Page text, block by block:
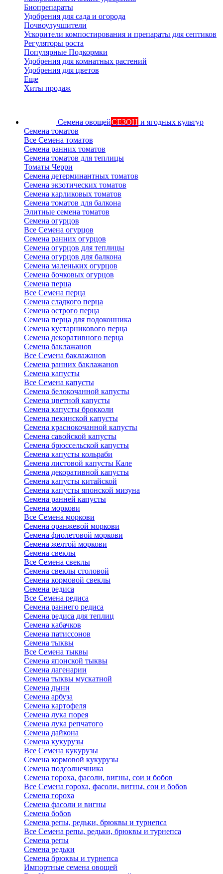
Биопрепараты
Удобрения для сада и огорода
Почвоулучшители
Ускорители компостирования и препараты для септиков
Регуляторы роста
Популярные Подкормки
Удобрения для комнатных растений
Удобрения для цветов
Еще
Хиты продаж
Семена овощейСЕЗОН и ягодных культур
Семена томатов
Все Семена томатов
Семена ранних томатов
Семена томатов для теплицы
Томаты Черри
Семена детерминантных томатов
Семена экзотических томатов
Семена карликовых томатов
Семена томатов для балкона
Элитные семена томатов
Семена огурцов
Все Семена огурцов
Семена ранних огурцов
Семена огурцов для теплицы
Семена огурцов для балкона
Семена маленьких огурцов
Семена бочковых огурцов
Семена перца
Все Семена перца
Семена сладкого перца
Семена острого перца
Семена перца для подоконника
Семена кустарникового перца
Семена декоративного перца
Семена баклажанов
Все Семена баклажанов
Семена ранних баклажанов
Семена капусты
Все Семена капусты
Семена белокочанной капусты
Семена цветной капусты
Семена капусты брокколи
Семена пекинской капусты
Семена краснокочанной капусты
Семена савойской капусты
Семена брюссельской капусты
Семена капусты кольраби
Семена листовой капусты Кале
Семена декоративной капусты
Семена капусты китайской
Семена капусты японской мизуна
Семена ранней капусты
Семена моркови
Все Семена моркови
Семена оранжевой моркови
Семена фиолетовой моркови
Семена желтой моркови
Семена свеклы
Все Семена свеклы
Семена свеклы столовой
Семена кормовой свеклы
Семена редиса
Все Семена редиса
Семена раннего редиса
Семена редиса для теплиц
Семена кабачков
Семена патиссонов
Семена тыквы
Все Семена тыквы
Семена японской тыквы
Семена лагенарии
Семена тыквы мускатной
Семена дыни
Семена арбуза
Семена картофеля
Семена лука порея
Семена лука репчатого
Семена дайкона
Семена кукурузы
Все Семена кукурузы
Семена кормовой кукурузы
Семена подсолнечника
Семена гороха, фасоли, вигны, сои и бобов
Все Семена гороха, фасоли, вигны, сои и бобов
Семена гороха
Семена фасоли и вигны
Семена бобов
Семена репы, редьки, брюквы и турнепса
Все Семена репы, редьки, брюквы и турнепса
Семена репы
Семена редьки
Семена брюквы и турнепса
Импортные семена овощей